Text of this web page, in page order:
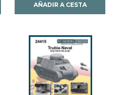
AÑADIR A CESTA